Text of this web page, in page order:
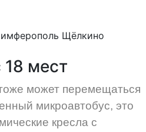
мест
может перемещаться
микроавтобус, это
кресла с